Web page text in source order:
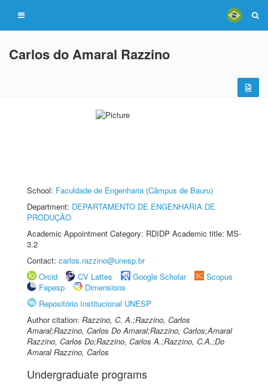
Carlos do Amaral Razzino
School: Faculdade de Engenharia (Câmpus de Bauru)
Department: DEPARTAMENTO DE ENGENHARIA DE
PRODUÇÃO
Academic Appointment Category: RDIDP Academic title: MS-
3.2
Contact: carlos.razzino@unesp.br
Orcid
CV Lattes Google Scholar
Scopus
Fapesp
Dimensions
Repositório Institucional UNESP
Author citation: Razzino, C. A.;Razzino, Carlos
Amaral;Razzino, Carlos Do Amaral;Razzino, Carlos;Amaral
Razzino, Carlos Do;Razzino, Carlos A.;Razzino, C.A.;Do
Amaral Razzino, Carlos
Undergraduate programs